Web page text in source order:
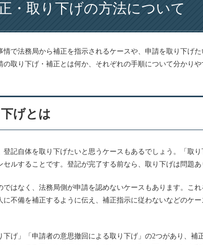
・取り下げの方法について
で法務局から補正を指示されるケースや、申請を取り下げ
取り下げ・補正とは何か、それぞれの手順について分かりや
げとは
記自体を取り下げたいと思うケースもあるでしょう。「取
ルすることです。登記が完了する前なら、取り下げは問題あ
はなく、法務局側が申請を認めないケースもあります。こ
不備を補正するように伝え、補正指示に従わないなどのケ
げ」「申請者の意思撤回による取り下げ」の2つがあり、補